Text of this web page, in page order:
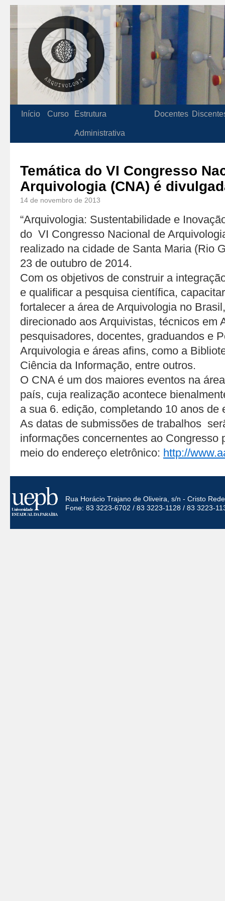
Início Curso Estrutura
Administrativa
Docentes
Temática do VI Congresso
Arquivologia (CNA) é
14 de novembro de 2013
“Arquivologia: Sustentabilidade e
do VI Congresso Nacional de
realizado na cidade de Santa Maria (Rio
23 de outubro de 2014.
Com os objetivos de construir a
e qualificar a pesquisa científica,
fortalecer a área de Arquivologia no
direcionado aos Arquivistas, técnicos em
pesquisadores, docentes, graduandos e
Arquivologia e áreas afins, como a
Ciência da Informação, entre outros.
O CNA é um dos maiores eventos na
país, cuja realização acontece
a sua 6. edição, completando 10 anos de
As datas de submissões de trabalhos
informações concernentes ao Congresso
meio do endereço eletrônico: http://
Rua Horácio Trajano de Oliveira, s/n - Cristo
Fone: 83 3223-6702 / 83 3223-1128 / 83 3223-